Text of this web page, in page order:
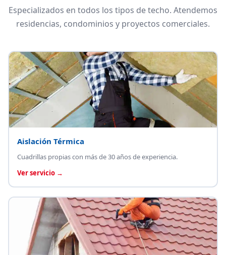
Especializados en todos los tipos de techo. Atendemos
residencias, condominios y proyectos comerciales.
Aislación Térmica
Cuadrillas propias con más de 30 años de experiencia.
Ver servicio →